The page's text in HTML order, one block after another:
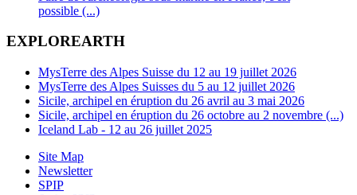
possible (...)
EXPLOREARTH
MysTerre des Alpes Suisse du 12 au 19 juillet 2026
MysTerre des Alpes Suisses du 5 au 12 juillet 2026
Sicile, archipel en éruption du 26 avril au 3 mai 2026
Sicile, archipel en éruption du 26 octobre au 2 novembre (...)
Iceland Lab - 12 au 26 juillet 2025
Site Map
Newsletter
SPIP